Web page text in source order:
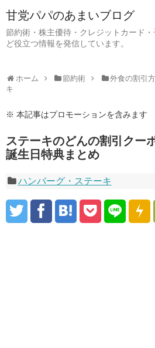
甘党パパのあまいブログ
節約術・株主優待・クレジットカード
ど役立つ情報を発信しています。
ホーム 節約術 外食の割引
キ
※ 本記事はプロモーションを含みます
ステーキのどんの割引クー
誕生日特典まとめ
ハンバーグ・ステーキ